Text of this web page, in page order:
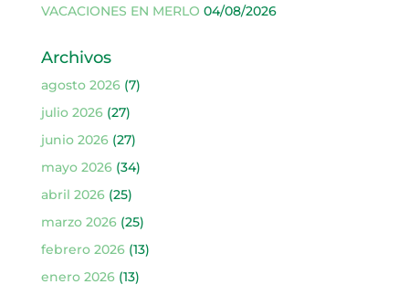
VACACIONES EN MERLO 04/08/2026
Archivos
agosto 2026(7)
julio 2026(27)
junio 2026(27)
mayo 2026(34)
abril 2026(25)
marzo 2026(25)
febrero 2026(13)
enero 2026(13)